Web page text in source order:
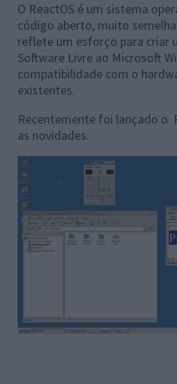
O ReactOS é um sistema
código aberto, muito
reflete um esforço para criar
Software Livre ao Microsoft
compatibilidade com o
existentes.
Recentemente foi lançado o
as novidades.